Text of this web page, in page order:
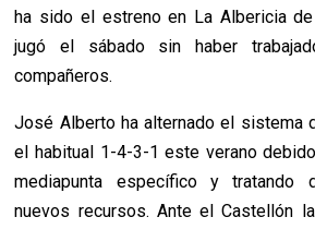
ha sido el estreno en La Albericia
jugó el sábado sin haber
compañeros.
José Alberto ha alternado el sistema
el habitual 1-4-3-1 este verano
mediapunta específico y tratando
nuevos recursos. Ante el Castellón